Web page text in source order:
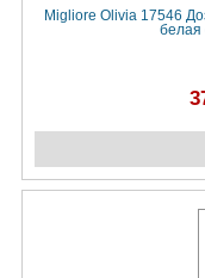
Migliore Olivia 17546
белая